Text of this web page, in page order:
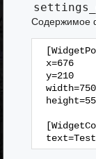
Содержимое
x=676
y=210
width=750
text=Test